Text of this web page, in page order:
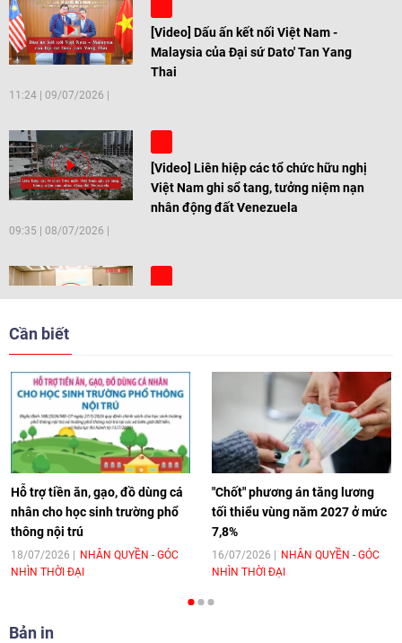
[Video] Dấu ấn kết nối Việt Nam -
Malaysia của Đại sứ Dato' Tan Yang
Thai
11:24 09/07/2026
[Video] Liên hiệp các tổ chức hữu nghị
Việt Nam ghi sổ tang, tưởng niệm nạn
nhân động đất Venezuela
09:35 08/07/2026
[Video] Trẻ em Đông Á cùng kiến tạo
[Video] Âm nhạc flamenco gắn kết văn
hoá Việt Nam - Tây Ban Nha
11:10 17/06/2026
[Video] Trao tặng Kỷ niệm chương "Vì
hòa bình, hữu nghị giữa các dân tộc"
cho Đại sứ Hungary tại Việt Nam
Cần biết
Hỗ trợ tiền ăn, gạo, đồ dùng cá
nhân cho học sinh trường phổ
thông nội trú
18/07/2026
NHÂN QUYỀN - GÓC
NHÌN THỜI ĐẠI
"Chốt" phương án tăng lương
tối thiểu vùng năm 2027 ở mức
7,8%
16/07/2026
NHÂN QUYỀN - GÓC
NHÌN THỜI ĐẠI
Bản in